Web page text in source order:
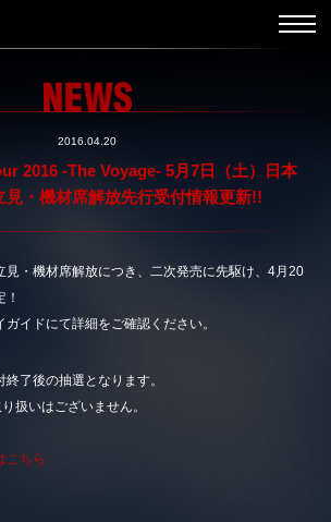
2016.04.20
2016 -The Voyage- 5月7日（土）日本
見・機材席解放先行受付情報更新!!
見・機材席解放につき、二次発売に先駆け、4月20
イドにて詳細をご確認ください。
了後の抽選となります。
扱いはございません。
こちら